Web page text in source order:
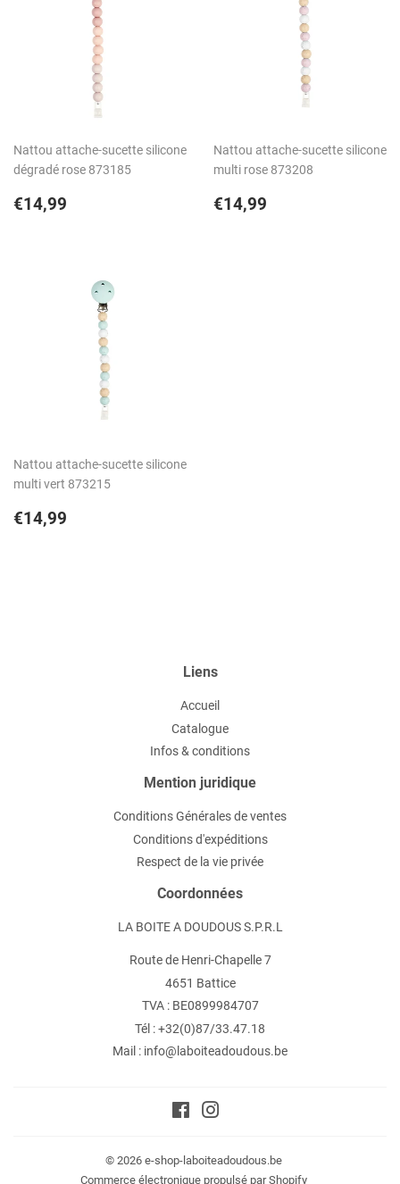
Nattou attache-sucette silicone
dégradé rose 873185
Prix
€14,99
Nattou attache-sucette silicone
multi rose 873208
Prix
€14,99
Nattou attache-sucette silicone
multi vert 873215
Prix
€14,99
Liens
Accueil
Catalogue
Infos & conditions
Mention juridique
Conditions Générales de ventes
Conditions d'expéditions
Respect de la vie privée
Coordonnées
LA BOITE A DOUDOUS S.P.R.L
Route de Henri-Chapelle 7
4651 Battice
TVA : BE0899984707
Tél : +32(0)87/33.47.18
Mail : info@laboiteadoudous.be
Facebook
© 2026 e-shop-laboiteadoudous.be
Commerce électronique propulsé par Shopify